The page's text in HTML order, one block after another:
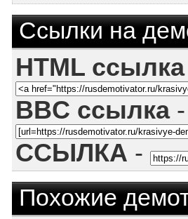
Ссылки на
HTML ссылка
BBC ссылка-
ССЫЛКА -
Похожие